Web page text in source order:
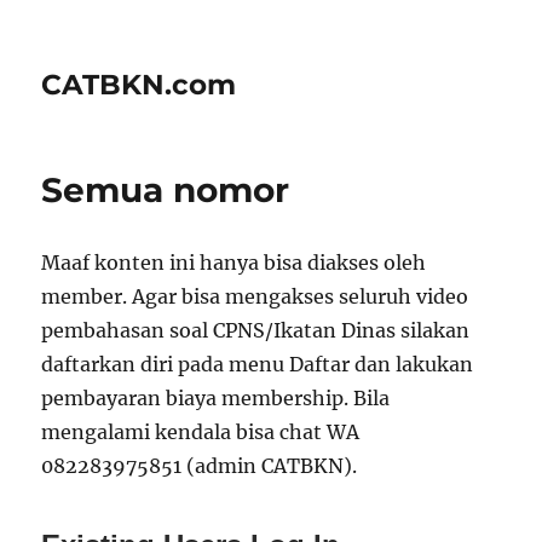
CATBKN.com
Semua nomor
Maaf konten ini hanya bisa diakses oleh
member. Agar bisa mengakses seluruh video
pembahasan soal CPNS/Ikatan Dinas silakan
daftarkan diri pada menu Daftar dan lakukan
pembayaran biaya membership. Bila
mengalami kendala bisa chat WA
082283975851 (admin CATBKN).